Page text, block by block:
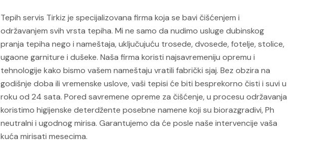
Tepih servis Tirkiz je specijalizovana firma koja se bavi čišćenjem i
održavanjem svih vrsta tepiha. Mi ne samo da nudimo usluge dubinskog
pranja tepiha nego i nameštaja, uključujuću trosede, dvosede, fotelje, stolice,
ugaone garniture i dušeke. Naša firma koristi najsavremeniju opremu i
tehnologije kako bismo vašem nameštaju vratili fabrički sjaj. Bez obzira na
godišnje doba ili vremenske uslove, vaši tepisi će biti besprekorno čisti i suvi u
roku od 24 sata. Pored savremene opreme za čišćenje, u procesu održavanja
koristimo higijenske deterdžente posebne namene koji su biorazgradivi, Ph
neutralni i ugodnog mirisa. Garantujemo da će posle naše intervencije vaša
kuća mirisati mesecima.